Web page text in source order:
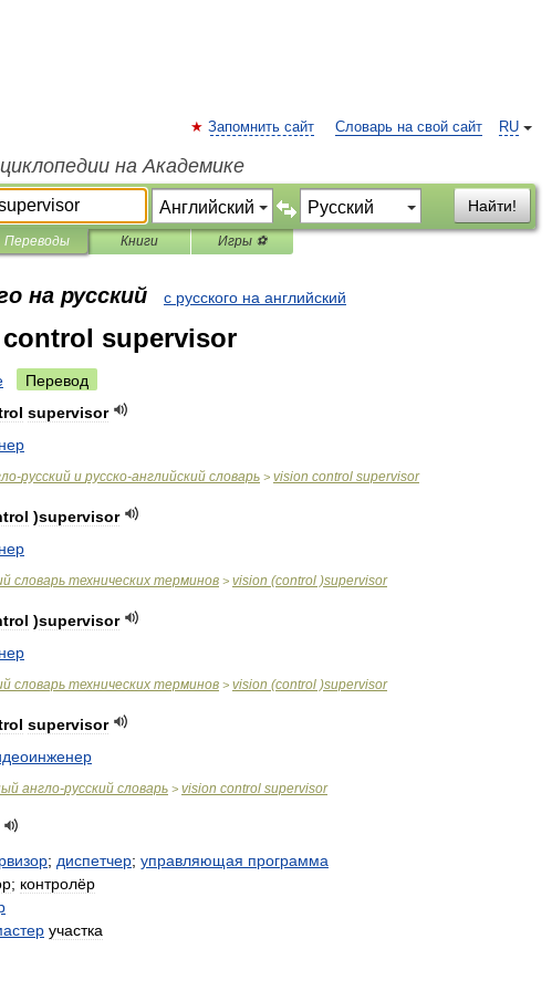
RU
Запомнить сайт Словарь на свой сайт
на Академике
Найти!
Переводы Книги Игры ⚽
на русский с русского на английский
supervisor
Перевод
supervisor
-русский и русско-английский словарь > vision control supervisor
)supervisor
словарь технических терминов > vision (control )supervisor
)supervisor
словарь технических терминов > vision (control )supervisor
supervisor
англо-русский словарь > vision control supervisor
; диспетчер; управляющая программа
; контролёр
участка